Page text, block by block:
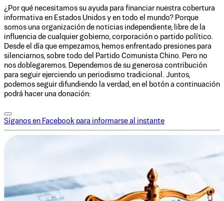
¿Por qué necesitamos su ayuda para financiar nuestra cobertura
informativa en Estados Unidos y en todo el mundo? Porque
somos una organización de noticias independiente, libre de la
influencia de cualquier gobierno, corporación o partido político.
Desde el día que empezamos, hemos enfrentado presiones para
silenciarnos, sobre todo del Partido Comunista Chino. Pero no
nos doblegaremos. Dependemos de su generosa contribución
para seguir ejerciendo un periodismo tradicional. Juntos,
podemos seguir difundiendo la verdad, en el botón a continuación
podrá hacer una donación:
Síganos en Facebook para informarse al instante